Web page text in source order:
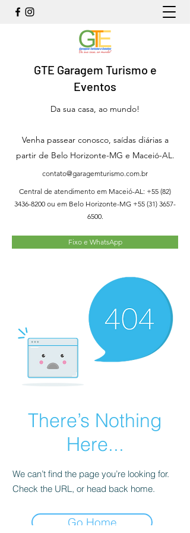
GTE Garagem Turismo e
Eventos
Da sua casa, ao mundo!
Venha passear conosco, saídas diárias a
partir de Belo Horizonte-MG e Maceió-AL.
contato@garagemturismo.com.br
Central de atendimento em Maceió-AL: +55 (82)
3436-8200 ou em Belo Horizonte-MG +55 (31) 3657-
6500.
Fixo e WhatsApp
There’s Nothing
Here...
We can’t find the page you’re looking for.
Check the URL, or head back home.
Go Home